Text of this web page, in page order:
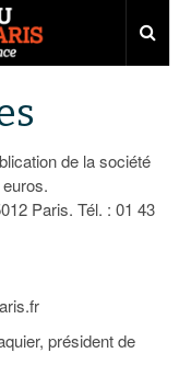
de la société
Paris. Tél. : 01 43
président de